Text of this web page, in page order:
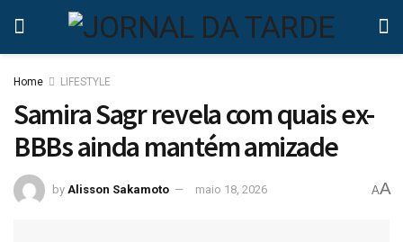
Home LIFESTYLE
Samira Sagr revela com quais ex-
BBBs ainda mantém amizade
by Alisson Sakamoto maio 18, 2026 AA